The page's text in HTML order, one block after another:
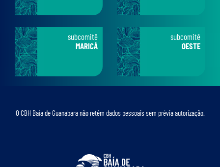
subcomitê
MARICÁ
subcomitê
OESTE
O CBH Baía de Guanabara não retém dados pessoais sem prévia autorização.